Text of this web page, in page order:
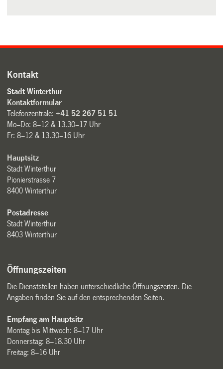
Kontakt
Stadt Winterthur
Kontaktformular
Telefonzentrale:+41 52 267 51 51
Mo–Do: 8–12 & 13.30–17 Uhr
Fr: 8–12 & 13.30–16 Uhr
Hauptsitz
Stadt Winterthur
Pionierstrasse 7
8400 Winterthur
Postadresse
Stadt Winterthur
8403 Winterthur
Öffnungszeiten
Die Dienststellen haben unterschiedliche Öffnungszeiten. Die
Angaben finden Sie auf den entsprechenden Seiten.
Empfang am Hauptsitz
Montag bis Mittwoch: 8–17 Uhr
Donnerstag: 8–18.30 Uhr
Freitag: 8–16 Uhr